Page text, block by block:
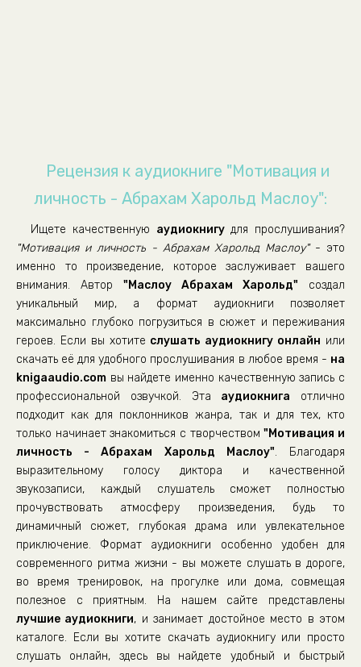
18_5.6. Глава 4. -Мотивация и личность. А.Маслоу
19_6.1. Глава 5. -Мотивация и личность. А.Маслоу
20_6.2. Глава 5. -Мотивация и личность. А.Маслоу
21_6.3. Глава 5. -Мотивация и личность. А.Маслоу
22_7.1. Глава 6. -Мотивация и личность. А.Маслоу
23_7.2. Глава 6. -Мотивация и личность. А.Маслоу
24_7.3. Глава 6. -Мотивация и личность. А.Маслоу
25_7.5. Глава 6. -Мотивация и личность. А.Маслоу
26_7.6. Глава 6. -Мотивация и личность. А.Маслоу
27_8.1. Глава 7. -Мотивация и личность. А.Маслоу
28_8.2. Глава 7. -Мотивация и личность.
29_9.1. Глава 8. -Мотивация и личность.
30_9.2. Глава 8. -Мотивация и личность.
32_10.1. Глава 9. -Мотивация и личность.
33_10.2. Глава 9. -Мотивация и личность.
34_10.3. Глава 9. -Мотивация и личность.
Рецензия к аудиокниге "Мотивация и
личность - Абрахам Харольд Маслоу":
Ищете качественную аудиокнигудля прослушивания?
"Мотивация и личность - Абрахам Харольд Маслоу"- это
именно то произведение, которое заслуживает вашего
внимания. Автор "Маслоу Абрахам Харольд" создал
уникальный мир, а формат аудиокниги позволяет
максимально глубоко погрузиться в сюжет и переживания
героев. Если вы хотите слушать аудиокнигу онлайн или
скачать её для удобного прослушивания в любое время - на
knigaaudio.com вы найдете именно качественную запись с
профессиональной озвучкой. Эта аудиокнига отлично
подходит как для поклонников жанра, так и для тех, кто
только начинает знакомиться с творчеством"Мотивация и
личность - Абрахам Харольд Маслоу". Благодаря
выразительному голосу диктора и качественной
звукозаписи, каждый слушатель сможет полностью
прочувствовать атмосферу произведения, будь то
динамичный сюжет, глубокая драма или увлекательное
приключение. Формат аудиокниги особенно удобен для
современного ритма жизни - вы можете слушать в дороге,
во время тренировок, на прогулке или дома, совмещая
полезное с приятным. На нашем сайте представлены
лучшие аудиокниги, и занимает достойное место в этом
каталоге. Если вы хотите скачать аудиокнигу или просто
слушать онлайн, здесь вы найдете удобный и быстрый